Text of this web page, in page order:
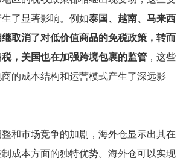
了显著影响。例如泰国、越南、马来西
取消了对低价值商品的免税政策，转而
， 美国也在加强跨境包裹的监管 ，这些
的成本结构和运营模式产生了深远影
和市场竞争的加剧，海外仓显示出其在
成本方面的独特优势。海外仓可以实现